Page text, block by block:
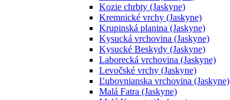
Kozie chrbty (Jaskyne)
Kremnické vrchy (Jaskyne)
Krupinská planina (Jaskyne)
Kysucká vrchovina (Jaskyne)
Kysucké Beskydy (Jaskyne)
Laborecká vrchovina (Jaskyne)
Levočské vrchy (Jaskyne)
Ľubovnianska vrchovina (Jaskyne)
Malá Fatra (Jaskyne)